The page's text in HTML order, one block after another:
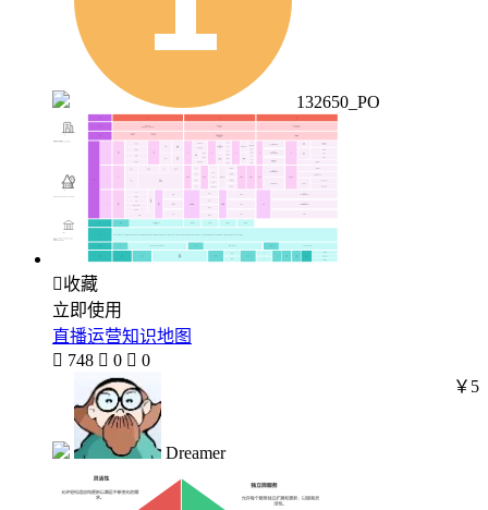
132650_PO
收藏
立即使用
直播运营知识地图
 748  0  0
Dreamer
￥5